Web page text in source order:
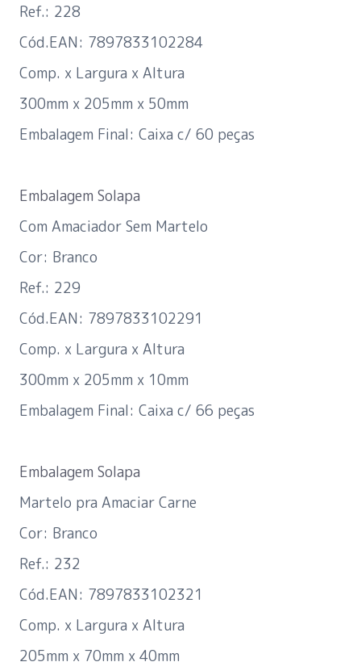
Ref.: 228
Cód.EAN: 7897833102284
Comp. x Largura x Altura
300mm x 205mm x 50mm
Embalagem Final: Caixa c/ 60 peças
Embalagem Solapa
Com Amaciador Sem Martelo
Cor: Branco
Ref.: 229
Cód.EAN: 7897833102291
Comp. x Largura x Altura
300mm x 205mm x 10mm
Embalagem Final: Caixa c/ 66 peças
Embalagem Solapa
Martelo pra Amaciar Carne
Cor: Branco
Ref.: 232
Cód.EAN: 7897833102321
Comp. x Largura x Altura
205mm x 70mm x 40mm